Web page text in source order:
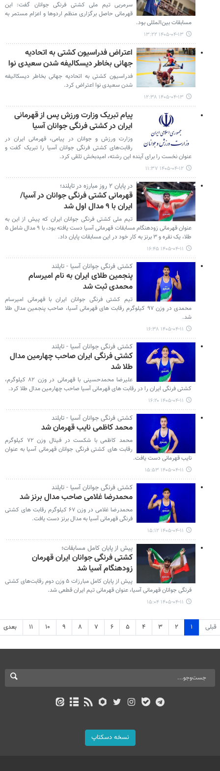
سرمربی تیم ملی کشتی فرنگی جوانان گفت: این
قهرمانی حاصل برگزاری منظم اردوها و اعزام مستمر به
مسابقات بین‌المللی بود.
۱۴۰۵-۰۴-۱۳ ۱۳:۲۲
اعتراض فدراسیون کشتی به اتحادیه
جهانی بخاطر دیسکالیفه شدن سعیدی نوا
فدراسیون کشتی به اتحادیه جهانی بخاطر دیسکالیفه
شدن سعیدی نوا اعتراض کرد.
۱۴۰۵-۰۴-۱۳ ۱۲:۳۸
پیام تبریک وزارت ورزش پس از قهرمانی
ایران در کشتی فرنگی جوانان آسیا
وزارت ورزش و جوانان در پیامی، قهرمانی ایران در
رقابت‌های کشتی فرنگی جوانان آسیا را تبریک گفت و
عنوان نخست را برای آینده‌ این رشته، امیدبخش تلقی کرد.
۱۴۰۵-۰۴-۱۲ ۱۱:۳۷
در پایان ۲ روز مبارزه در تایلند؛
قهرمانی کشتی فرنگی جوانان در آسیا/
ایران با ۹ مدال اول شد
تیم ملی کشتی فرنگی جوانان ایران که پیش از این به
عنوان قهرمانی زودهنگام مسابقات قهرمانی آسیا دست یافته بود، با ۹ مدال شامل ۵
طلا، یک نقره و ۳ برنز به کار خود در این مسابقات پایان داد.
۱۴۰۵-۰۴-۱۱ ۱۶:۴۵
کشتی فرنگی جوانان آسیا - تایلند
پنجمین طلای ایران به نام امیرسام
محمدی ثبت شد
تیم کشتی فرنگی جوانان ایران با قهرمانی امیرسام
محمدی در وزن ۹۷ کیلوگرم رقابت های قهرمانی آسیا، صاحب پنجمین مدال طلا
شد.
۱۴۰۵-۰۴-۱۱ ۱۶:۳۸
کشتی فرنگی جوانان آسیا - تایلند
کشتی فرنگی ایران صاحب چهارمین مدال
طلا شد
علیرضا محمدحسینی با قهرمانی در وزن ۸۲ کیلوگرم،
کشتی فرنگی ایران را در رقابت های قهرمانی آسیا صاحب چهارمین مدال طلا کرد.
۱۴۰۵-۰۴-۱۱ ۱۶:۲۰
کشتی فرنگی جوانان آسیا - تایلند
محمد کاظمی نایب قهرمان شد
محمد کاظمی با شکست در فینال وزن ۷۲ کیلوگرم
رقابت های کشتی فرنگی جوانان قهرمانی آسیا به عنوان
نایب قهرمانی دست یافت.
۱۴۰۵-۰۴-۱۱ ۱۵:۵۳
کشتی فرنگی جوانان آسیا - تایلند
محمدرضا غلامی صاحب مدال برنز شد
محمدرضا غلامی در وزن ۶۷ کیلوگرم رقابت های کشتی
فرنگی قهرمانی آسیا به مدال برنز دست یافت.
۱۴۰۵-۰۴-۱۱ ۱۵:۱۲
پیش از پایان کامل مسابقات؛
کشتی فرنگی جوانان ایران قهرمان
زودهنگام آسیا شد
پیش از پایان کامل مبارزات ۵ وزن دوم رقابت‌های کشتی
فرنگی جوانان قهرمانی آسیا، عنوان قهرمانی تیم ایران قطعی شد.
۱۴۰۵-۰۴-۱۱ ۱۵:۰۴
قبلی ۱ ۲ ۳ ۴ ۵ ۶ ۷ ۸ ۹ ۱۰ ۱۱ بعدی
نسخه دسکتاپ